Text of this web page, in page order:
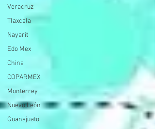
Veracruz
Tlaxcala
Nayarit
Edo Mex
China
COPARMEX
Monterrey
Nuevo León
Guanajuato